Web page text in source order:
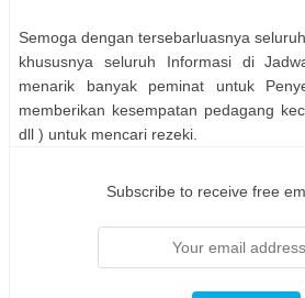
Semoga dengan tersebarluasnya
khususnya seluruh Informasi di
menarik banyak peminat untuk
memberikan kesempatan pedagang
dll ) untuk mencari rezeki.
Subscribe to receive free